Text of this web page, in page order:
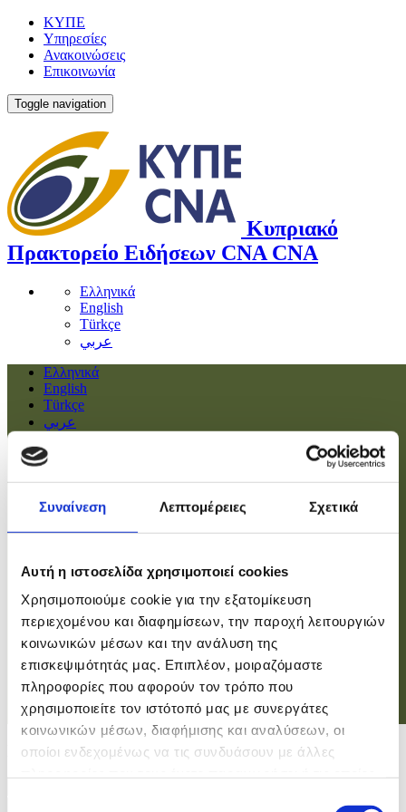
Συναίνεση Λεπτομέρειες Σχετικά
Αυτή η ιστοσελίδα χρησιμοποιεί cookies
Χρησιμοποιούμε cookie για την εξατομίκευση
περιεχομένου και διαφημίσεων, την παροχή λειτουργιών
κοινωνικών μέσων και την ανάλυση της
επισκεψιμότητάς μας. Επιπλέον, μοιραζόμαστε
πληροφορίες που αφορούν τον τρόπο που
χρησιμοποιείτε τον ιστότοπό μας με συνεργάτες
κοινωνικών μέσων, διαφήμισης και αναλύσεων, οι
οποίοι ενδεχομένως να τις συνδυάσουν με άλλες
ΚΥΠΕ
Υπηρεσίες
Ανακοινώσεις
Επικοινωνία
Toggle navigation
Κυπριακό
Πρακτορείο Ειδήσεων CNA CNA
Ελληνικά
English
Türkçe
عربي
Ελληνικά
English
Türkçe
عربي
Αρχική
Πολιτική
Οικονομία
Βουλή
Εσωτερικά
Ευρώπη
Κόσμος
Αθλητικά
Virals
Επιστήμες
Σύνδεση
Σύνδεση